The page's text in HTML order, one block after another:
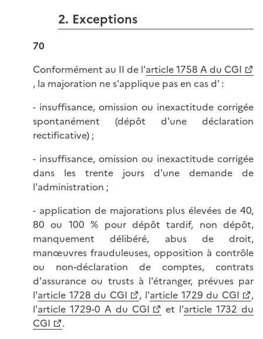
2. Exceptions
70
Conformément au II de l'article 1758 A du CGI
, la majoration ne s'applique pas en cas d' :
- insuffisance, omission ou inexactitude corrigée
spontanément (dépôt d'une déclaration
rectificative) ;
- insuffisance, omission ou inexactitude corrigée
dans les trente jours d'une demande de
l'administration ;
- application de majorations plus élevées de 40,
80 ou 100 % pour dépôt tardif, non dépôt,
manquement délibéré, abus de droit,
manœuvres frauduleuses, opposition à contrôle
ou non-déclaration de comptes, contrats
d'assurance ou trusts à l'étranger, prévues par
l'article 1728 du CGI , l'article 1729 du CGI
,
l'article 1729-0 A du CGI et l'article 1732 du
CGI
.